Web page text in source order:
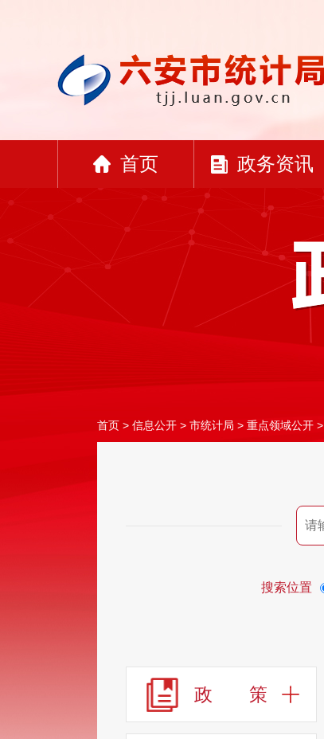
首页 政务资讯
首页 > 信息公开 > 市统计局 > 重点领域公开 >
搜索位置
政 策